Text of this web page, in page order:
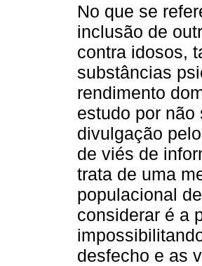
No que se
inclusão de
contra idosos,
substâncias
rendimento
estudo por não
divulgação
de viés de
trata de uma
populacional
considerar é a
desfecho e as